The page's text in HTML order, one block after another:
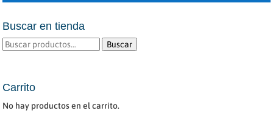
Buscar en tienda
Buscar
Buscar
Carrito
No hay productos en el carrito.